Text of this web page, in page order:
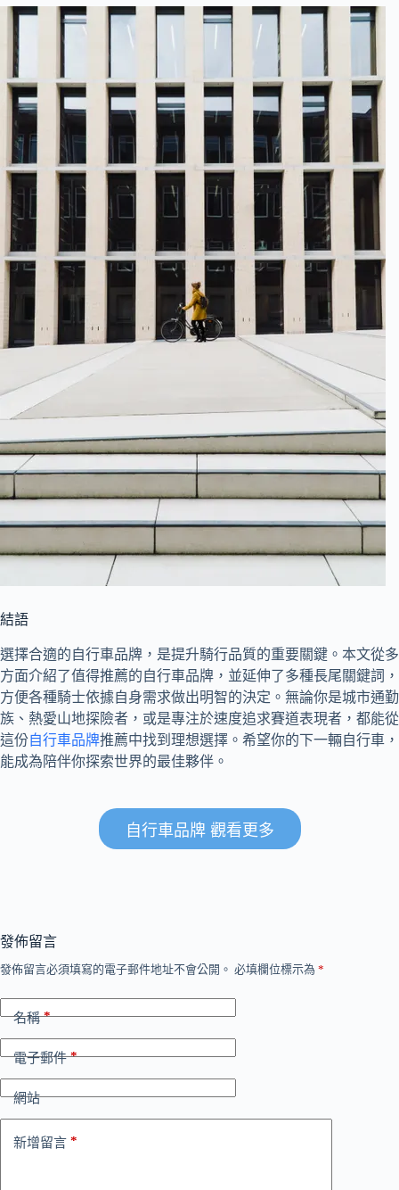
結語
選擇合適的自行車品牌，是提升騎行品質的重要關鍵。本文從多
方面介紹了值得推薦的自行車品牌，並延伸了多種長尾關鍵詞，
方便各種騎士依據自身需求做出明智的決定。無論你是城市通勤
族、熱愛山地探險者，或是專注於速度追求賽道表現者，都能從
這份自行車品牌推薦中找到理想選擇。希望你的下一輛自行車，
能成為陪伴你探索世界的最佳夥伴。
自行車品牌 觀看更多
發佈留言
發佈留言必須填寫的電子郵件地址不會公開。 必填欄位標示為 *
名稱*
電子郵件*
網站
新增留言 *